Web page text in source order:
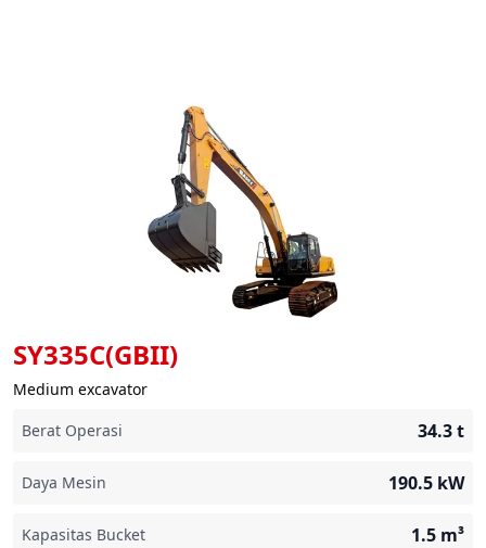
SY335C(GBII)
Medium excavator
Berat Operasi
34.3t
Daya Mesin 190.5 kW
Kapasitas Bucket 1.5 m³